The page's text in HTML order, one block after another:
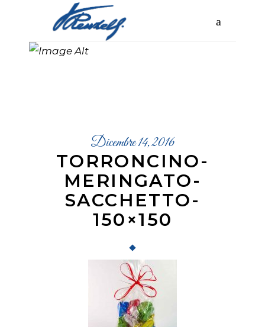
TORRONCINO
-MERINGATO-
SACCHETTO-
Dicembre 14, 2016
TORRONCINO-
MERINGATO-
SACCHETTO-
150×150